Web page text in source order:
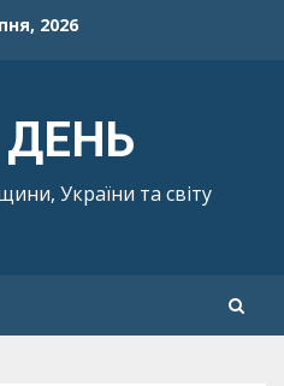
2026
України та світу